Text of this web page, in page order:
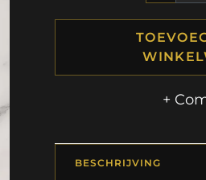
+
BESCHRIJVING